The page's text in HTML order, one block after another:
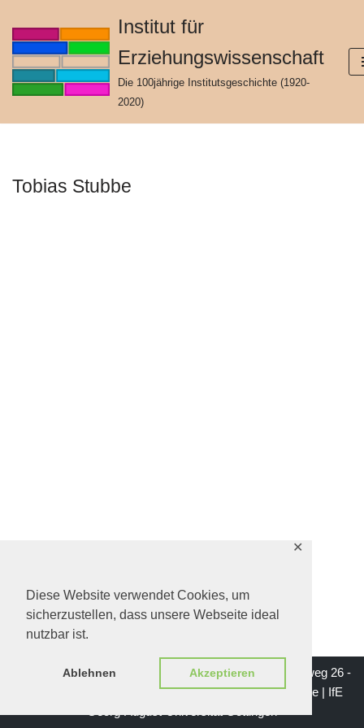
Diese Website verwendet Cookies, um
sicherzustellen, dass unsere Webseite ideal
nutzbar ist.
Ablehnen Akzeptieren
✕
Zum
springen
Institut für
Erziehungswissenschaft
Die 100jährige Institutsgeschichte (1920-
2020)
Tobias Stubbe
Impressum | Institut für Erziehungswissenschaft - Waldweg 26 -
37073 Göttingen | Mail: institutsgeschichte-ife@gwdg.de | IfE